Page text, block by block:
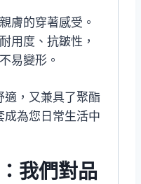
膚的穿著感受。
用度、抗皺性，
易變形。
適，又兼具了聚酯
成為您日常生活中
我們對品